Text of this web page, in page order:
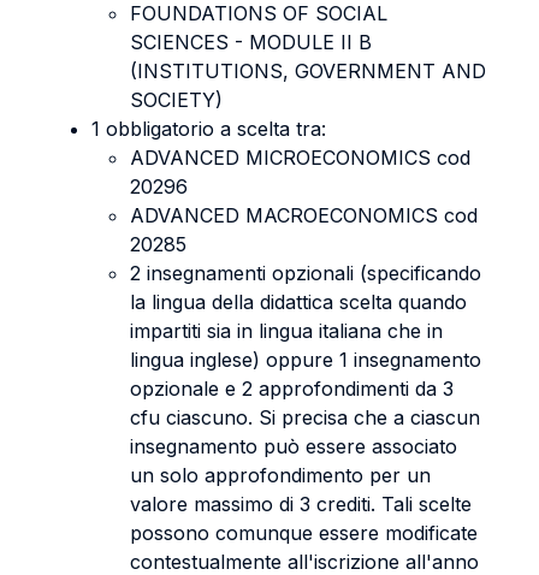
FOUNDATIONS OF SOCIAL
SCIENCES - MODULE II B
(INSTITUTIONS, GOVERNMENT AND
SOCIETY)
1 obbligatorio a scelta tra:
ADVANCED MICROECONOMICS cod
20296
ADVANCED MACROECONOMICS cod
20285
2 insegnamenti opzionali (specificando
la lingua della didattica scelta quando
impartiti sia in lingua italiana che in
lingua inglese) oppure 1 insegnamento
opzionale e 2 approfondimenti da 3
cfu ciascuno. Si precisa che a ciascun
insegnamento può essere associato
un solo approfondimento per un
valore massimo di 3 crediti. Tali scelte
possono comunque essere modificate
contestualmente all'iscrizione all'anno